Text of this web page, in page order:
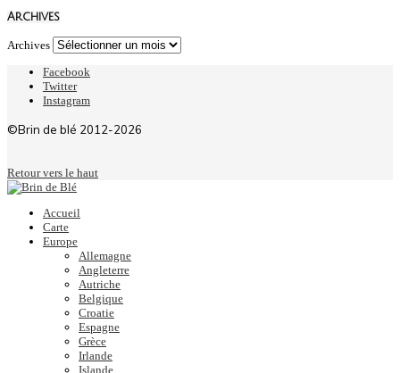
Archives
Archives
Facebook
Twitter
Instagram
©Brin de blé 2012-2026
Retour vers le haut
Accueil
Carte
Europe
Allemagne
Angleterre
Autriche
Belgique
Croatie
Espagne
Grèce
Irlande
Islande